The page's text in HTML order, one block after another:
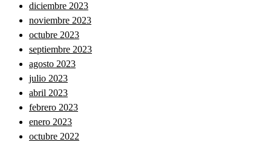
diciembre 2023
noviembre 2023
octubre 2023
septiembre 2023
agosto 2023
julio 2023
abril 2023
febrero 2023
enero 2023
octubre 2022